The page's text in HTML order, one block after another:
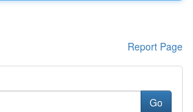
Report Page
Go